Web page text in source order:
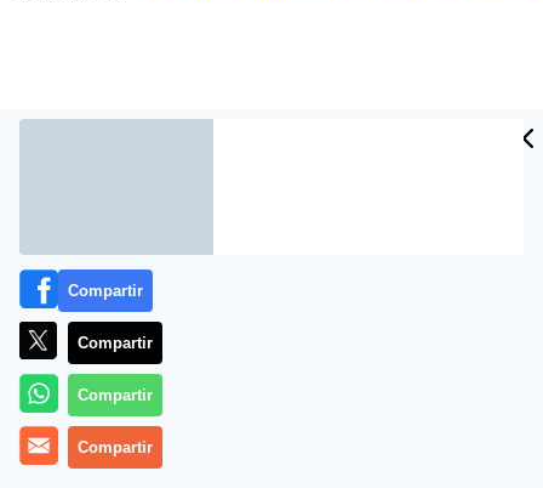
Más información
Compartir
Compartir
Compartir
Compartir